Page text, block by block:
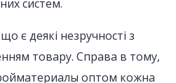
систем.
є деякі незручності з
товару. Справа в тому,
оптом кожна